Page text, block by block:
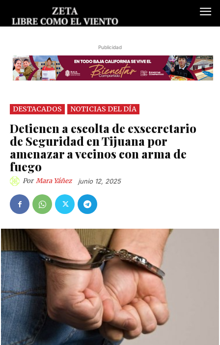
Publicidad
DESTACADOS NOTICIAS DEL DÍA
Detienen a escolta de exsecretario
de Seguridad en Tijuana por
amenazar a vecinos con arma de
fuego
Por Mara Yáñez junio 12, 2025